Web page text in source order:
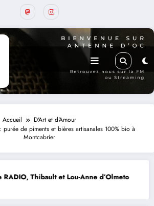
Accueil
D'Art et d'Amour
purée de piments et bières artisanales 100% bio à
Montcabrier
Expo Forum Lotois Art